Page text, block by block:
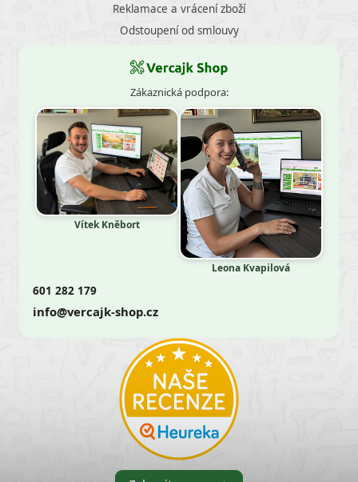
Reklamace a vrácení zboží
Odstoupení od smlouvy
Zákaznická podpora:
Vítek Kněbort
Leona Kvapilová
601 282 179
info@vercajk-shop.cz